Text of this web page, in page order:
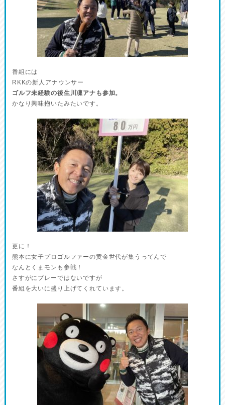
番組には
RKKの新人アナウンサー
ゴルフ未経験の後生川凜アナも参加。
かなり興味抱いたみたいです。
更に！
熊本に女子プロゴルファーの黄金世代が集うってんで
なんとくまモンも参戦！
さすがにプレーではないですが
番組を大いに盛り上げてくれています。